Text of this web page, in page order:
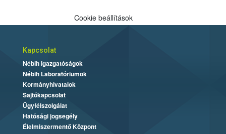
Cookie beállítások
Kapcsolat
Nébih Igazgatóságok
Nébih Laboratóriumok
Kormányhivatalok
Sajtókapcsolat
Ügyfélszolgálat
Hatósági jogsegély
Élelmiszermentő Központ